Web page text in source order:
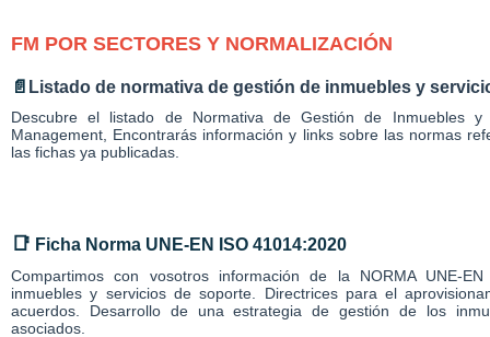
FM POR SECTORES Y NORMALIZACIÓN
📄 Listado de normativa de gestión de inmuebles y
Descubre el listado de Normativa de Gestión de Inmuebles
Management, Encontrarás información y links sobre las normas
las fichas ya publicadas.
📑 Ficha Norma UNE-EN ISO 41014:2020
Compartimos con vosotros información de la NORMA UNE-
inmuebles y servicios de soporte. Directrices para el
acuerdos. Desarrollo de una estrategia de gestión de los
asociados.